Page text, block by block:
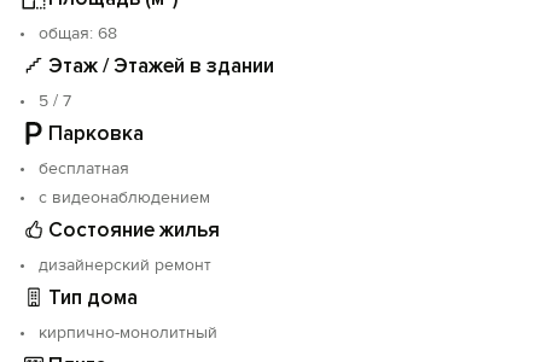
oбщая: 68
Этаж / Этажей в здании
5 / 7
Парковка
бесплатная
с видеонаблюдением
Состояние жилья
дизайнерский ремонт
Тип дома
кирпично-монолитный